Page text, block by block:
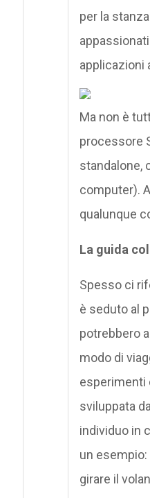
per la
applicazioni
Ma non è
processore
standalone,
computer).
qualunque
La guida
Spesso ci
è seduto al
potrebbero
modo di
esperimenti
sviluppata
individuo in
un
girare il